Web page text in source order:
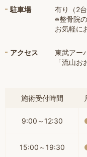
駐車場
有り（2台
※整骨院
お気軽に
アクセス
東武アー
「流山
施術受付時間
9:00～12:30
15:00～19:30